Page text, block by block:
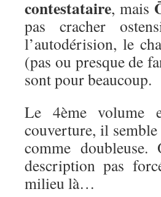
contestataire, mais
pas cracher
l’autodérision, le
(pas ou presque de
sont pour beaucoup.
Le 4ème volume
couverture, il
comme
description pas
milieu là…